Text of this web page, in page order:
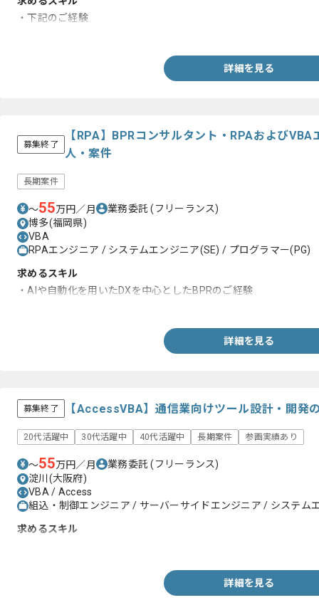
・下記のご経験
詳細を見る
募集終了
【RPA】BPRコンサルタント・RPAおよび
人・案件
長期案件
〜55万円／月 業務委託(フリーランス)
博多(福岡県)
VBA
RPAエンジニア / システムエンジニア(SE) / プログラマー(PG)
求めるスキル
・AIや自動化を用いたDXを中心としたBPRのご経験
詳細を見る
募集終了 【AccessVBA】通信業向けツール設計・開発
20代活躍中 30代活躍中 40代活躍中 長期案件 参画実績あり
〜55万円／月 業務委託(フリーランス)
淀川(大阪府)
VBA / Access
組込・制御エンジニア / サーバーサイドエンジニア / システム
求めるスキル
詳細を見る